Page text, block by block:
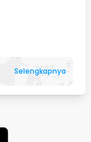
Selengkapnya